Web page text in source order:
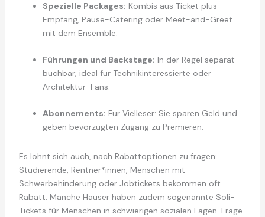
Spezielle Packages: Kombis aus Ticket plus
Empfang, Pause-Catering oder Meet-and-Greet
mit dem Ensemble.
Führungen und Backstage: In der Regel separat
buchbar; ideal für Technikinteressierte oder
Architektur-Fans.
Abonnements: Für Vielleser: Sie sparen Geld und
geben bevorzugten Zugang zu Premieren.
Es lohnt sich auch, nach Rabattoptionen zu fragen:
Studierende, Rentner*innen, Menschen mit
Schwerbehinderung oder Jobtickets bekommen oft
Rabatt. Manche Häuser haben zudem sogenannte Soli-
Tickets für Menschen in schwierigen sozialen Lagen. Frage